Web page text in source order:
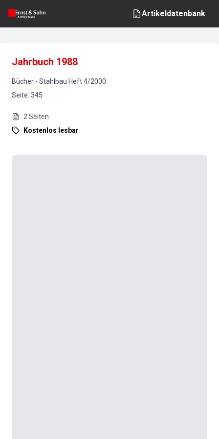
Artikeldatenbank
Jahrbuch 1988
Bücher - Stahlbau Heft4/2000
Seite: 345
2 Seiten
Kostenlos lesbar